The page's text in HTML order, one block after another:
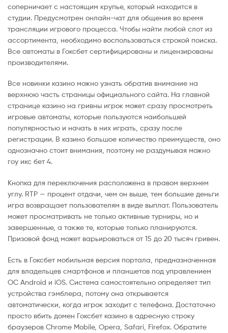
соперничает с настоящим крупье, который находится в
студии. Предусмотрен онлайн-чат для общения во время
трансляции игрового процесса. Чтобы найти любой слот из
ассортимента, необходимо воспользоваться строкой поиска.
Все автоматы в Гоксбет сертифицированы и лицензированы
производителями.
Все новинки казино можно узнать обратив внимание на
верхнюю часть страницы официального сайта. На главной
странице казино на гривны игрок может сразу просмотреть
игровые автоматы, которые пользуются наибольшей
популярностью и начать в них играть, сразу после
регистрации. В казино большое количество преимуществ, оно
однозначно стоит внимания, поэтому не раздумывая можно
гоу икс бет 4.
Кнопка для переключения расположена в правом верхнем
углу. RTP — процент отдачи, чем он выше, тем большие деньги
игра возвращает пользователям в виде выплат. Пользователь
может просматривать не только активные турниры, но и
завершенные, а также те, которые только планируются.
Призовой фонд может варьироваться от 15 до 20 тысяч гривен.
Есть в Гоксбет мобильная версия портала, предназначенная
для владельцев смартфонов и планшетов под управлением
ОС Android и iOS. Система самостоятельно определяет тип
устройства гэмблера, потому она открывается
автоматически, когда игрок заходит с телефона. Достаточно
просто вбить домен Гоксбет казино в адресную строку
браузеров Chrome Mobile, Opera, Safari, Firefox. Обратите